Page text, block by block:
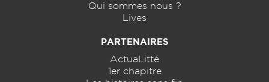
Qui sommes nous ?
Lives
PARTENAIRES
ActuaLitté
1er chapitre